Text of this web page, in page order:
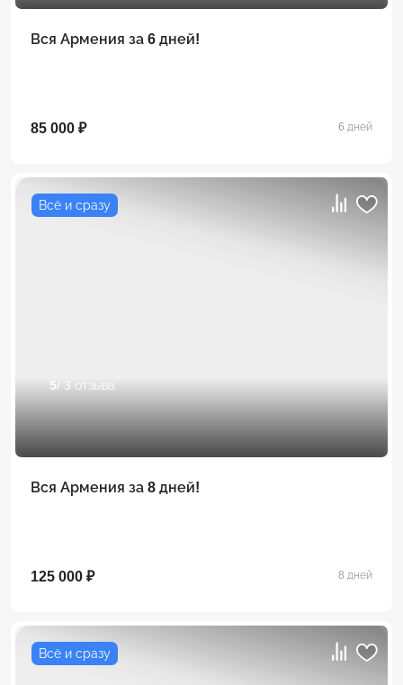
Вся Армения за 6 дней!
85 000 ₽ 6 дней
Всё и сразу
5/ 3 отзыва
Вся Армения за 8 дней!
125 000 ₽ 8 дней
Всё и сразу